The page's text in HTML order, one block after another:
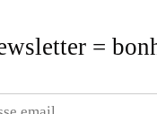
=